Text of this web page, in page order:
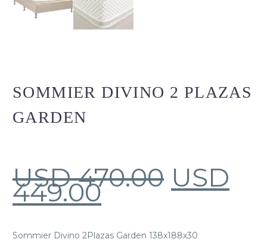
SOMMIER DIVINO 2 PLAZAS
GARDEN
USD470.00 USD
449.00
Sommier Divino 2Plazas Garden 138x188x30